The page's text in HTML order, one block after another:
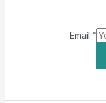
Email *